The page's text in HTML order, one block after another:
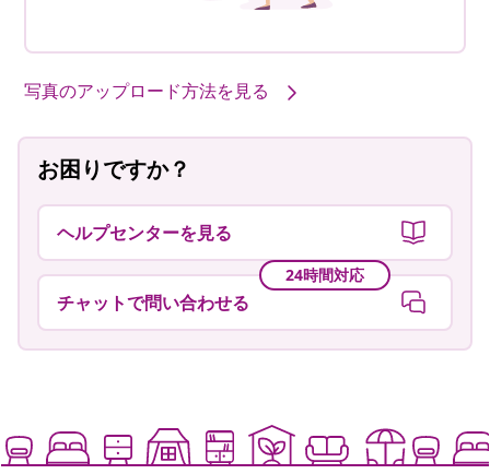
写真のアップロード方法を見る
お困りですか？
ヘルプセンターを見る
24時間対応
チャットで問い合わせる